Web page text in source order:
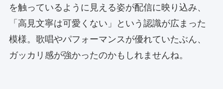
を触っているように見える姿が配信に映り込み、
「高見文寧は可愛くない」という認識が広まった
模様。歌唱やパフォーマンスが優れていたぶん、
ガッカリ感が強かったのかもしれませんね。